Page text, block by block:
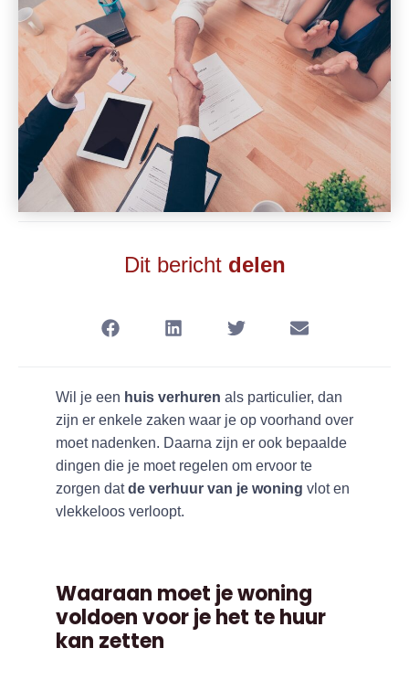
Dit bericht delen
Wil je een huis verhuren als particulier, dan
zijn er enkele zaken waar je op voorhand over
moet nadenken. Daarna zijn er ook bepaalde
dingen die je moet regelen om ervoor te
zorgen datde verhuur van je woning vlot en
vlekkeloos verloopt.
Waaraan moet je woning
voldoen voor je het te huur
kan zetten